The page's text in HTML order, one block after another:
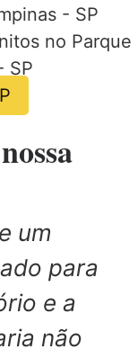
- SP
no Parque
SP
um
para
e a
não